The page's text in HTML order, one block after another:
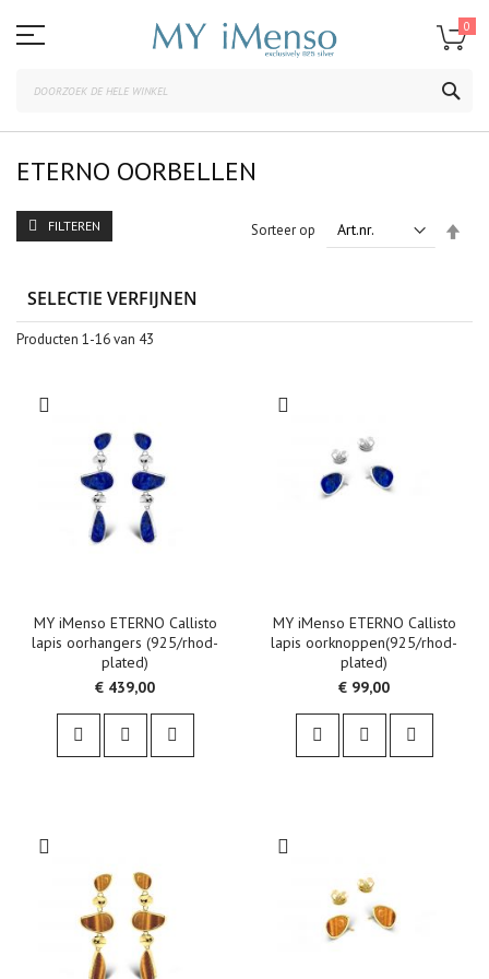
naar
de
0
ETERNO OORBELLEN
Producten 1-16van 43
Sorteer op
MY iMenso ETERNO Callisto
lapis oorhangers (925/rhod-
plated)
€ 439,00
MY iMenso ETERNO Callisto
lapis oorknoppen(925/rhod-
plated)
€ 99,00
FILTEREN
SELECTIE VERFIJNEN